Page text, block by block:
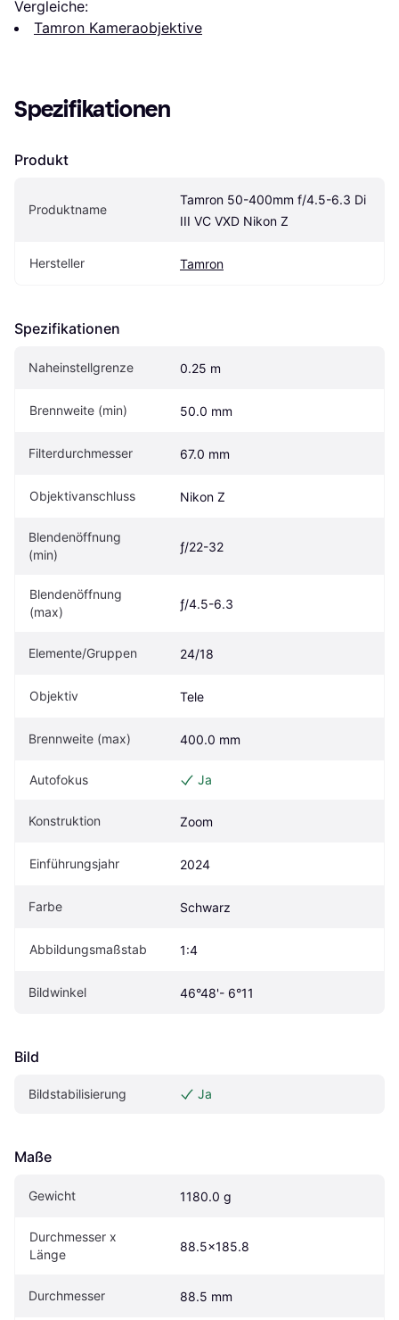
Vergleiche:
Tamron Kameraobjektive
Spezifikationen
Produkt
Produktname
Tamron 50-400mm f/4.5-6.3 Di
III VC VXD Nikon Z
Hersteller Tamron
Spezifikationen
Naheinstellgrenze 0.25 m
Brennweite (min) 50.0 mm
Filterdurchmesser 67.0 mm
Objektivanschluss Nikon Z
Blendenöffnung
(min)
ƒ/22-32
Blendenöffnung
(max)
ƒ/4.5-6.3
Elemente/Gruppen 24/18
Objektiv Tele
Brennweite (max) 400.0 mm
Autofokus Ja
Konstruktion Zoom
Einführungsjahr 2024
Farbe Schwarz
Abbildungsmaßstab 1:4
Bildwinkel 46°48'- 6°11
Bild
Bildstabilisierung Ja
Maße
Gewicht 1180.0 g
Durchmesser x
Länge
88.5x185.8
Durchmesser 88.5 mm